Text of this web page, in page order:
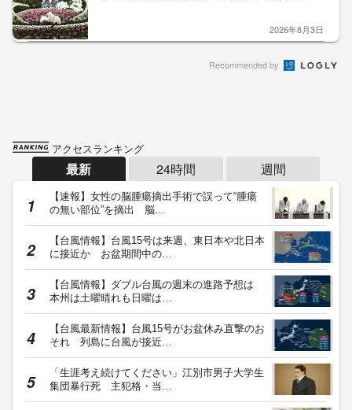
2026年8月3日
Recommended by
アクセスランキング
最新 24時間 週間
【速報】女性の脳腫瘍摘出手術で誤って“腫瘍
の無い部位”を摘出 脳…
【台風情報】台風15号は来週、東日本や北日本
に接近か お盆期間中の…
【台風情報】ダブル台風の週末の進路予想は
本州は土曜晴れも日曜は…
【台風最新情報】台風15号がお盆休み直撃のお
それ 列島に台風が接近…
「生涯考え続けてください」江別市男子大学生
集団暴行死 主犯格・当…